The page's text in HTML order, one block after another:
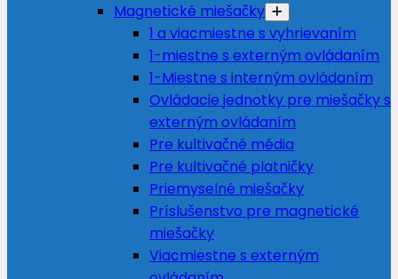
Magnetické miešačky
1 a viacmiestne s vyhrievaním
1-miestne s externým ovládaním
1-Miestne s interným ovládaním
Ovládacie jednotky pre miešačky s
externým ovládaním
Pre kultivačné média
Pre kultivačné platničky
Priemyselné miešačky
Príslušenstvo pre magnetické
miešačky
Viacmiestne s externým